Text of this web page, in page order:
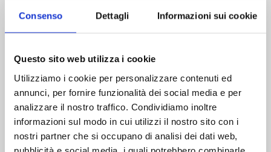
Consenso Dettagli Informazioni sui cookie
Questo sito web utilizza i cookie
Utilizziamo i cookie per personalizzare contenuti ed
annunci, per fornire funzionalità dei social media e per
analizzare il nostro traffico. Condividiamo inoltre
informazioni sul modo in cui utilizzi il nostro sito con i
nostri partner che si occupano di analisi dei dati web,
pubblicità e social media, i quali potrebbero combinarle
Interoperabilità,
integrazione e fragilità
dell’ecosistema
Con quanti sistemi esterni “parla” il software?
Anche questo è un elemento da considerare